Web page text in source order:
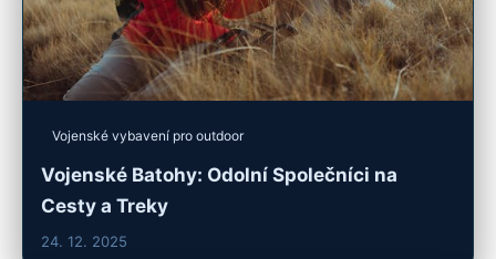
Vojenské vybavení pro outdoor
Vojenské Batohy: Odolní Společníci na
Cesty a Treky
24. 12. 2025